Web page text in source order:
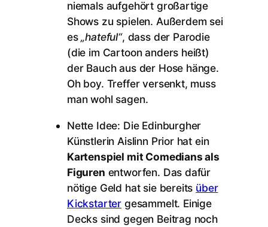
niemals aufgehört großartige
Shows zu spielen. Außerdem sei
es„hateful“, dass der Parodie
(die im Cartoon anders heißt)
der Bauch aus der Hose hänge.
Oh boy. Treffer versenkt, muss
man wohl sagen.
Nette Idee: Die Edinburgher
Künstlerin Aislinn Prior hat ein
Kartenspiel mit Comedians als
Figuren entworfen. Das dafür
nötige Geld hat sie bereits über
Kickstarter gesammelt. Einige
Decks sind gegen Beitrag noch